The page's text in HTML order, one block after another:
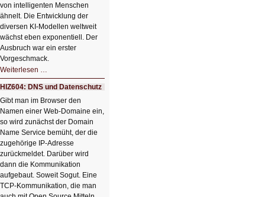
von intelligenten Menschen
ähnelt. Die Entwicklung der
diversen KI-Modellen weltweit
wächst eben exponentiell. Der
Ausbruch war ein erster
Vorgeschmack.
Weiterlesen …
Der
Ausbruch
der
KI
HIZ604: DNS und Datenschutz
Gibt man im Browser den
Namen einer Web-Domaine ein,
so wird zunächst der Domain
Name Service bemüht, der die
zugehörige IP-Adresse
zurückmeldet. Darüber wird
dann die Kommunikation
aufgebaut. Soweit Sogut. Eine
TCP-Kommunikation, die man